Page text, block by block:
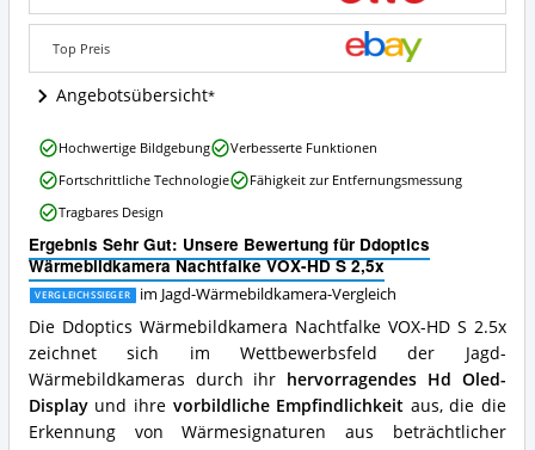
S
2,5x
Angebote:
Wo
ist
Jagd-
Wärmebildkamera
erhältlich?
Top Preis
Angebotsübersicht
Ergebnis Sehr Gut: Unsere Bewertung für Ddoptics
Wärmebildkamera Nachtfalke VOX-HD S 2,5x
VERGLEICHSSIEGER im Jagd-Wärmebildkamera-Vergleich
Die Ddoptics Wärmebildkamera Nachtfalke VOX-HD S 2.5x
zeichnet sich im Wettbewerbsfeld der Jagd-
Wärmebildkameras durch ihr hervorragendes Hd Oled-
Displayund ihre vorbildliche Empfindlichkeit aus, die die
Erkennung von Wärmesignaturen aus beträchtlicher
Ddoptics
Wärmebildkamera
Nachtfalke
VOX-
HD
S
2,5x
Vorteile:
Was
spricht
für
diese
Jagd-
Wärmebildkamera?
Hochwertige Bildgebung
Verbesserte Funktionen
Fortschrittliche Technologie
Fähigkeit zur Entfernungsmessung
Tragbares Design